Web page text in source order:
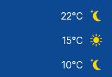
22°C
15°C
10°C